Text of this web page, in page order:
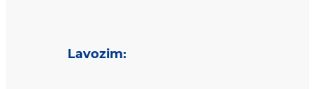
Lavozim: